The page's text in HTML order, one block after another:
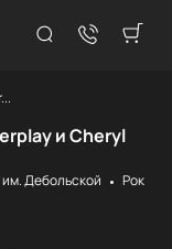
и Cheryl
Дебольской
Рок